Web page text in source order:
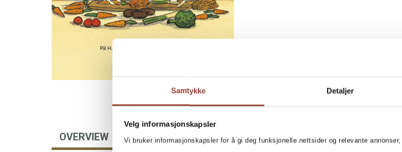
Samtykke Detaljer
Velg informasjonskapsler
Vi bruker informasjonskapsler for å gi deg funksjonelle nettsider og relevante
OVERVIEW BOOKS IN SERIES